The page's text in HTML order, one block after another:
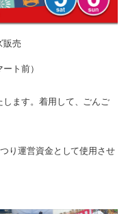
売
ト前）
ます。着用して、ごんご
り運営資金として使用させ